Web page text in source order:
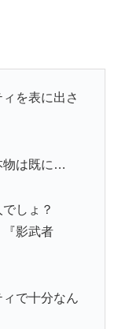
を表に出さ
物は既に…
しょ？
『影武者
で十分なん